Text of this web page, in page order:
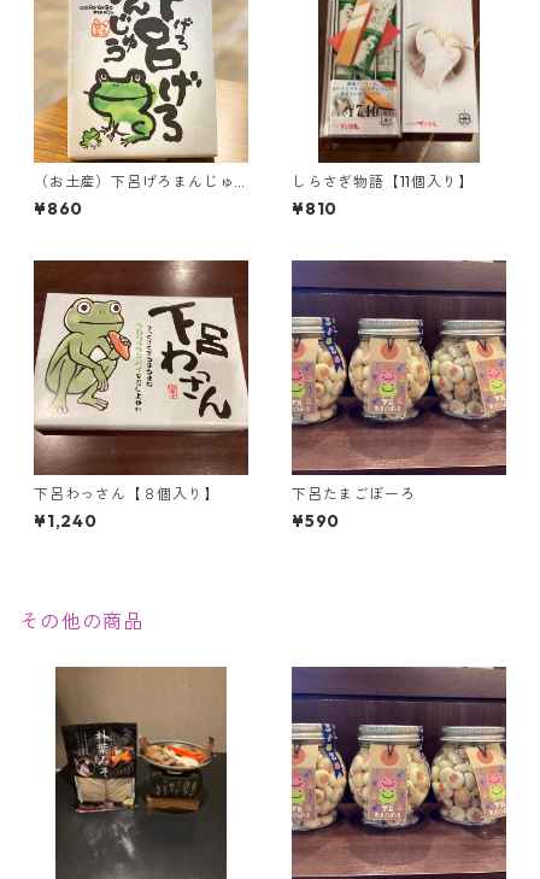
（お土産）下呂げろまんじゅ
う【12個入り】＜下呂限定＞
¥860
しらさぎ物語【11個入り】
¥810
下呂わっさん【８個入り】
¥1,240
下呂たまごぼーろ
¥590
その他の商品